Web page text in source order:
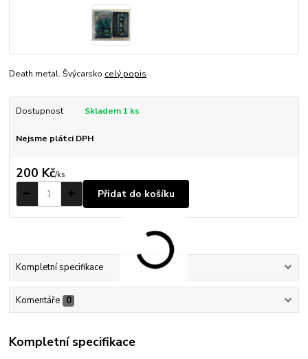
Death metal. Švýcarsko celý popis
Dostupnost Skladem 1 ks
Nejsme plátci DPH
200 Kč/ks
Přidat do košíku
Kompletní specifikace
Komentáře 0
Kompletní specifikace